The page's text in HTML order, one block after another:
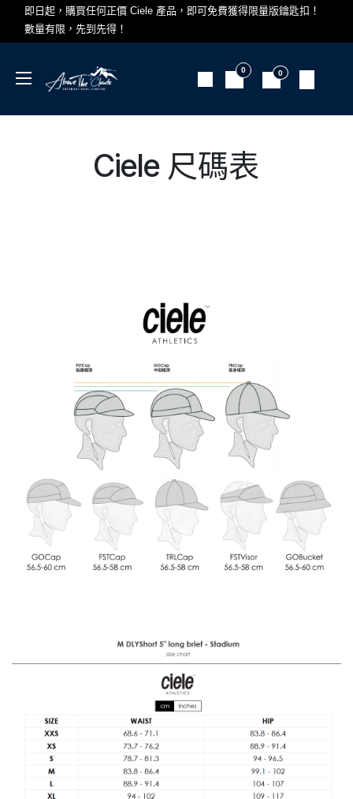
跳至內容即日起，購買任何正價 Ciele 產品，即可免費獲得限量版鑰匙扣！
數量有限，先到先得！
0 0
Ciele 尺碼表